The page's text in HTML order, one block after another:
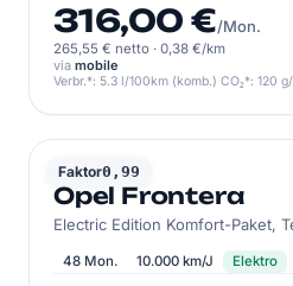
316,00 €/Mon.
265,55 € netto · 0,38 €/km
via mobile
Verbr.*: 5.3 l/100km (komb.) CO₂*: 120
Faktor0,99
OPEL
Opel Frontera
Electric Edition Komfort-Paket,
48 Mon. 10.000 km/J Elektro